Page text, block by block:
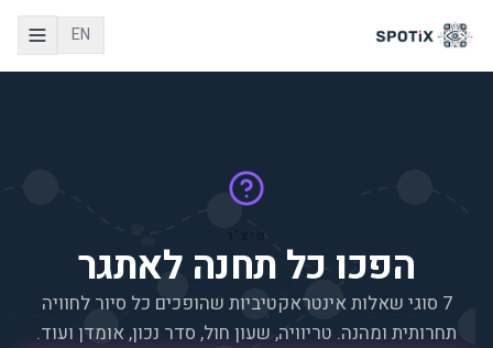
EN
פיצ'ר
הפכו כל תחנה לאתגר
7 סוגי שאלות אינטראקטיביות שהופכים כל סיור לחוויה
תחרותית ומהנה. טריוויה, שעון חול, סדר נכון, אומדן ועוד.